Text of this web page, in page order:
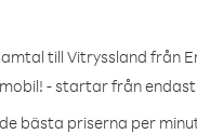
till Vitryssland från
- startar från
bästa priserna per